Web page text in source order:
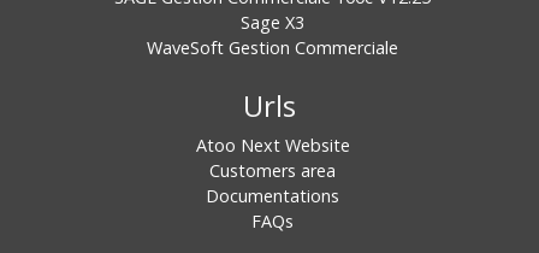
Sage X3
WaveSoft Gestion Commerciale
Urls
Atoo Next Website
Customers area
Documentations
FAQs